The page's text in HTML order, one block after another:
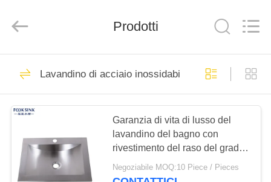
CASA
PRODOTTI
CIRCA
NOI
Factory.
Lavandino di cucina
dell'acciaio
inossidabile del
grembiule
Prodotti
Lavandino di acciaio inossidabile del bagno
Garanzia di vita di lusso del
lavandino del bagno con
rivestimento del raso del grado
commerciale
Negoziabile MOQ:10 Piece / Pieces